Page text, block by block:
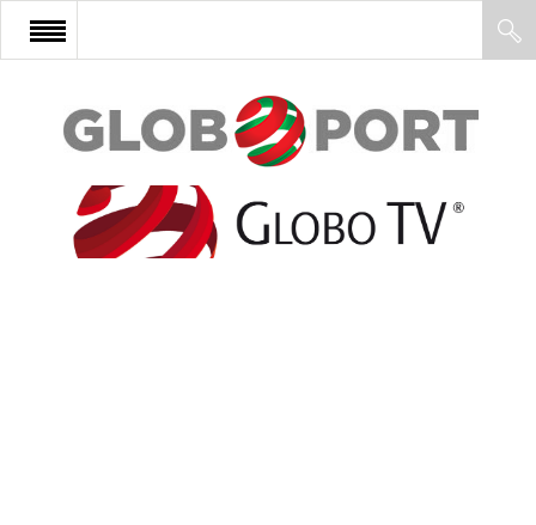
FŐOLDAL
AFRIKA